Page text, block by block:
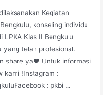
Kegiatan
konseling individu
LPKA Klas II Bengkulu
yang telah profesional.
share ya❤️ Untuk informasi
kami !Instagram :
: pkbi …